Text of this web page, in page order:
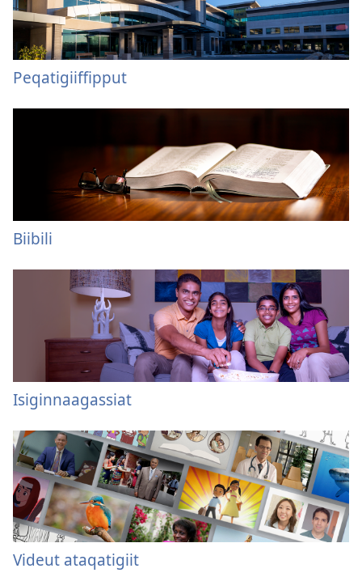
Peqatigiiffipput
Biibili
Isiginnaagassiat
Videut ataqatigiit